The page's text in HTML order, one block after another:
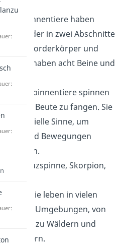
: Spinnentiere haben
Körper, der in zwei Abschnitte
ist: Vorderkörper und
Sie haben acht Beine und
: Spinnentiere spinnen
um ihre Beute zu fangen. Sie
oft spezielle Sinne, um
und Bewegungen
: Kreuzspinne, Skorpion,
: Sie leben in vielen
Umgebungen, von
bis hin zu Wäldern und
in Häusern.